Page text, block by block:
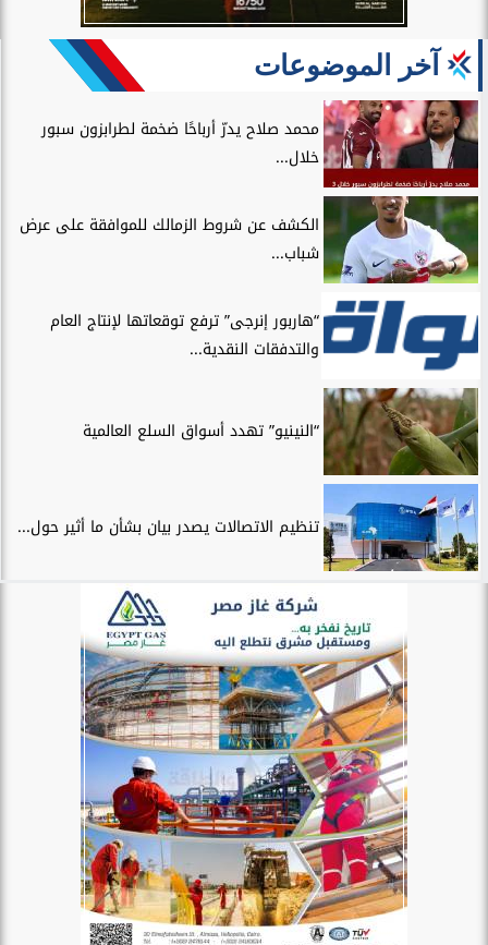
آخر الموضوعات
محمد صلاح يدرّ أرباحًا ضخمة لطرابزون سبور
خلال...
الكشف عن شروط الزمالك للموافقة على عرض
شباب...
“هاربور إنرجى” ترفع توقعاتها لإنتاج العام
والتدفقات النقدية...
“النينيو” تهدد أسواق السلع العالمية
تنظيم الاتصالات يصدر بيان بشأن ما أثير حول...